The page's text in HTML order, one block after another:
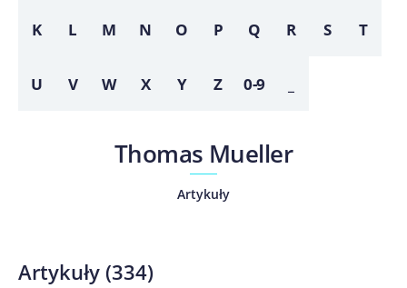
K L M N O P Q R S T
U V W X Y Z 0-9
Thomas Mueller
Artykuły
Artykuły (334)